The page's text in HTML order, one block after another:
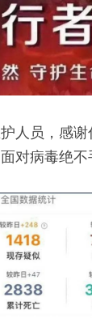
人员，感谢
对病毒绝不